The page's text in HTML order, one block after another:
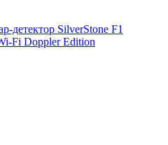
детектор SilverStone F1
Fi Doppler Edition